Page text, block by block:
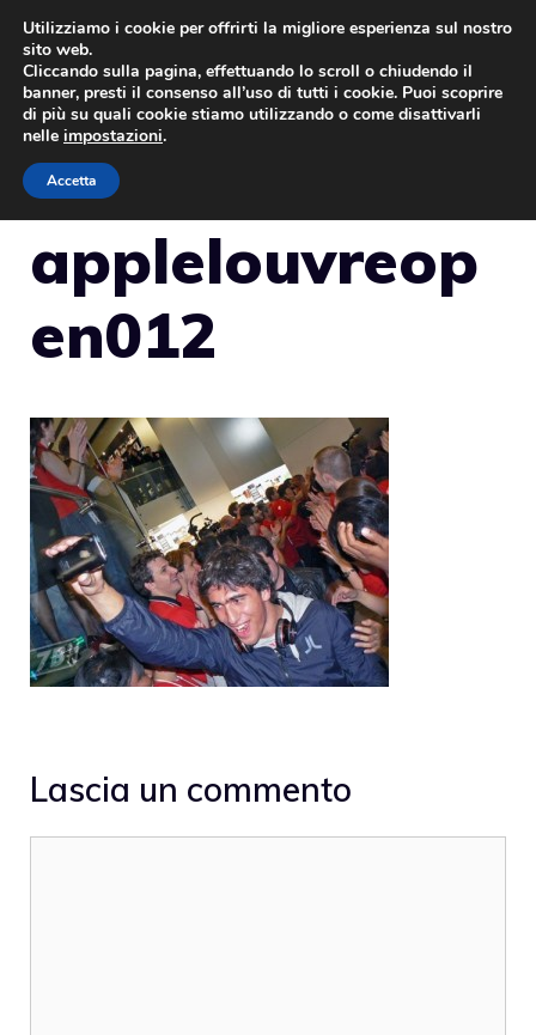
Vai
contenuto
applelouvreop
en012
Lascia un commento
Utilizziamo i cookie per offrirti la migliore esperienza sul nostro
sito web.
Cliccando sulla pagina, effettuando lo scroll o chiudendo il
banner, presti il consenso all’uso di tutti i cookie. Puoi scoprire
di più su quali cookie stiamo utilizzando o come disattivarli
nelle impostazioni.
Accetta